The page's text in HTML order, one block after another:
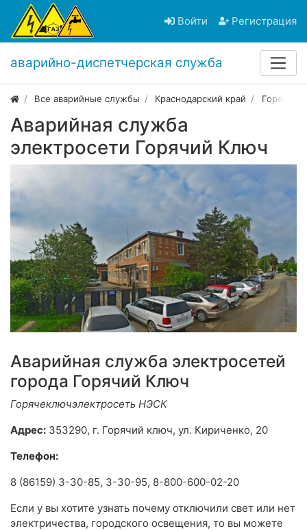
Войти Регистрация
аварийно-диспетчерская служба
Все аварийные службы Краснодарский край Горячий
Аварийная служба
электросети Горячий Ключ
Аварийная служба электросетей
города Горячий Ключ
Горячеключэлектросеть НЭСК
Адрес: 353290, г. Горячий ключ, ул. Кириченко, 20
Телефон:
8 (86159) 3-30-85, 3-30-95, 8-800-600-02-20
Если у вы хотите узнать почему отключили свет или нет
электричества, городского освещения, то вы можете